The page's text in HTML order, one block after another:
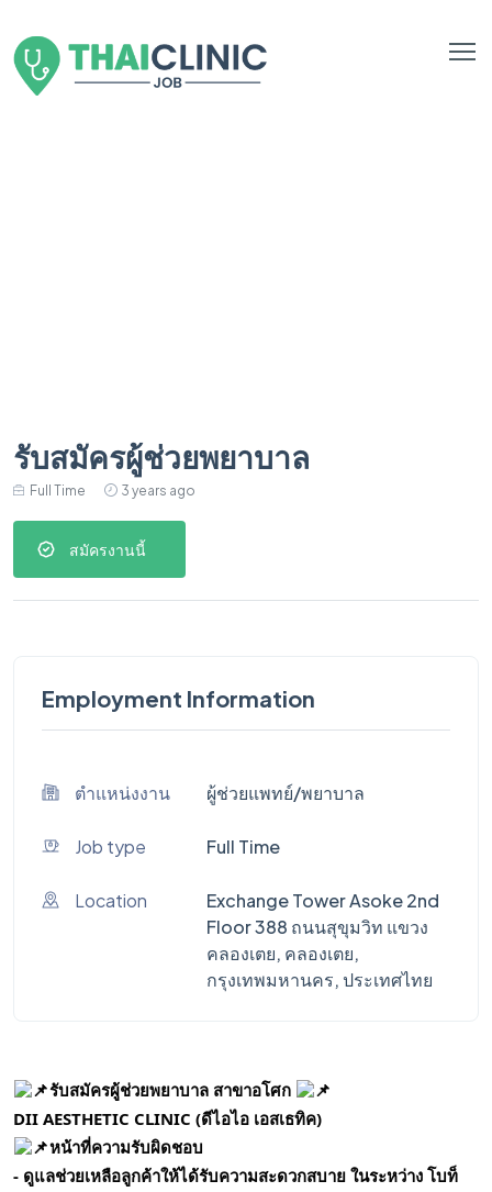
รับสมัครผู้ช่วยพยาบาล
Full Time 3 years ago
สมัครงานนี้
Employment Information
ตำแหน่งงาน ผู้ช่วยแพทย์/พยาบาล
Job type Full Time
Location
Exchange Tower Asoke 2nd
Floor 388 ถนนสุขุมวิท แขวง
คลองเตย, คลองเตย,
กรุงเทพมหานคร, ประเทศไทย
รับสมัครผู้ช่วยพยาบาล สาขาอโศก
DII AESTHETIC CLINIC (ดีไอไอ เอสเธทิค)
หน้าที่ความรับผิดชอบ
- ดูแลช่วยเหลือลูกค้าให้ได้รับความสะดวกสบาย ในระหว่าง โบท็